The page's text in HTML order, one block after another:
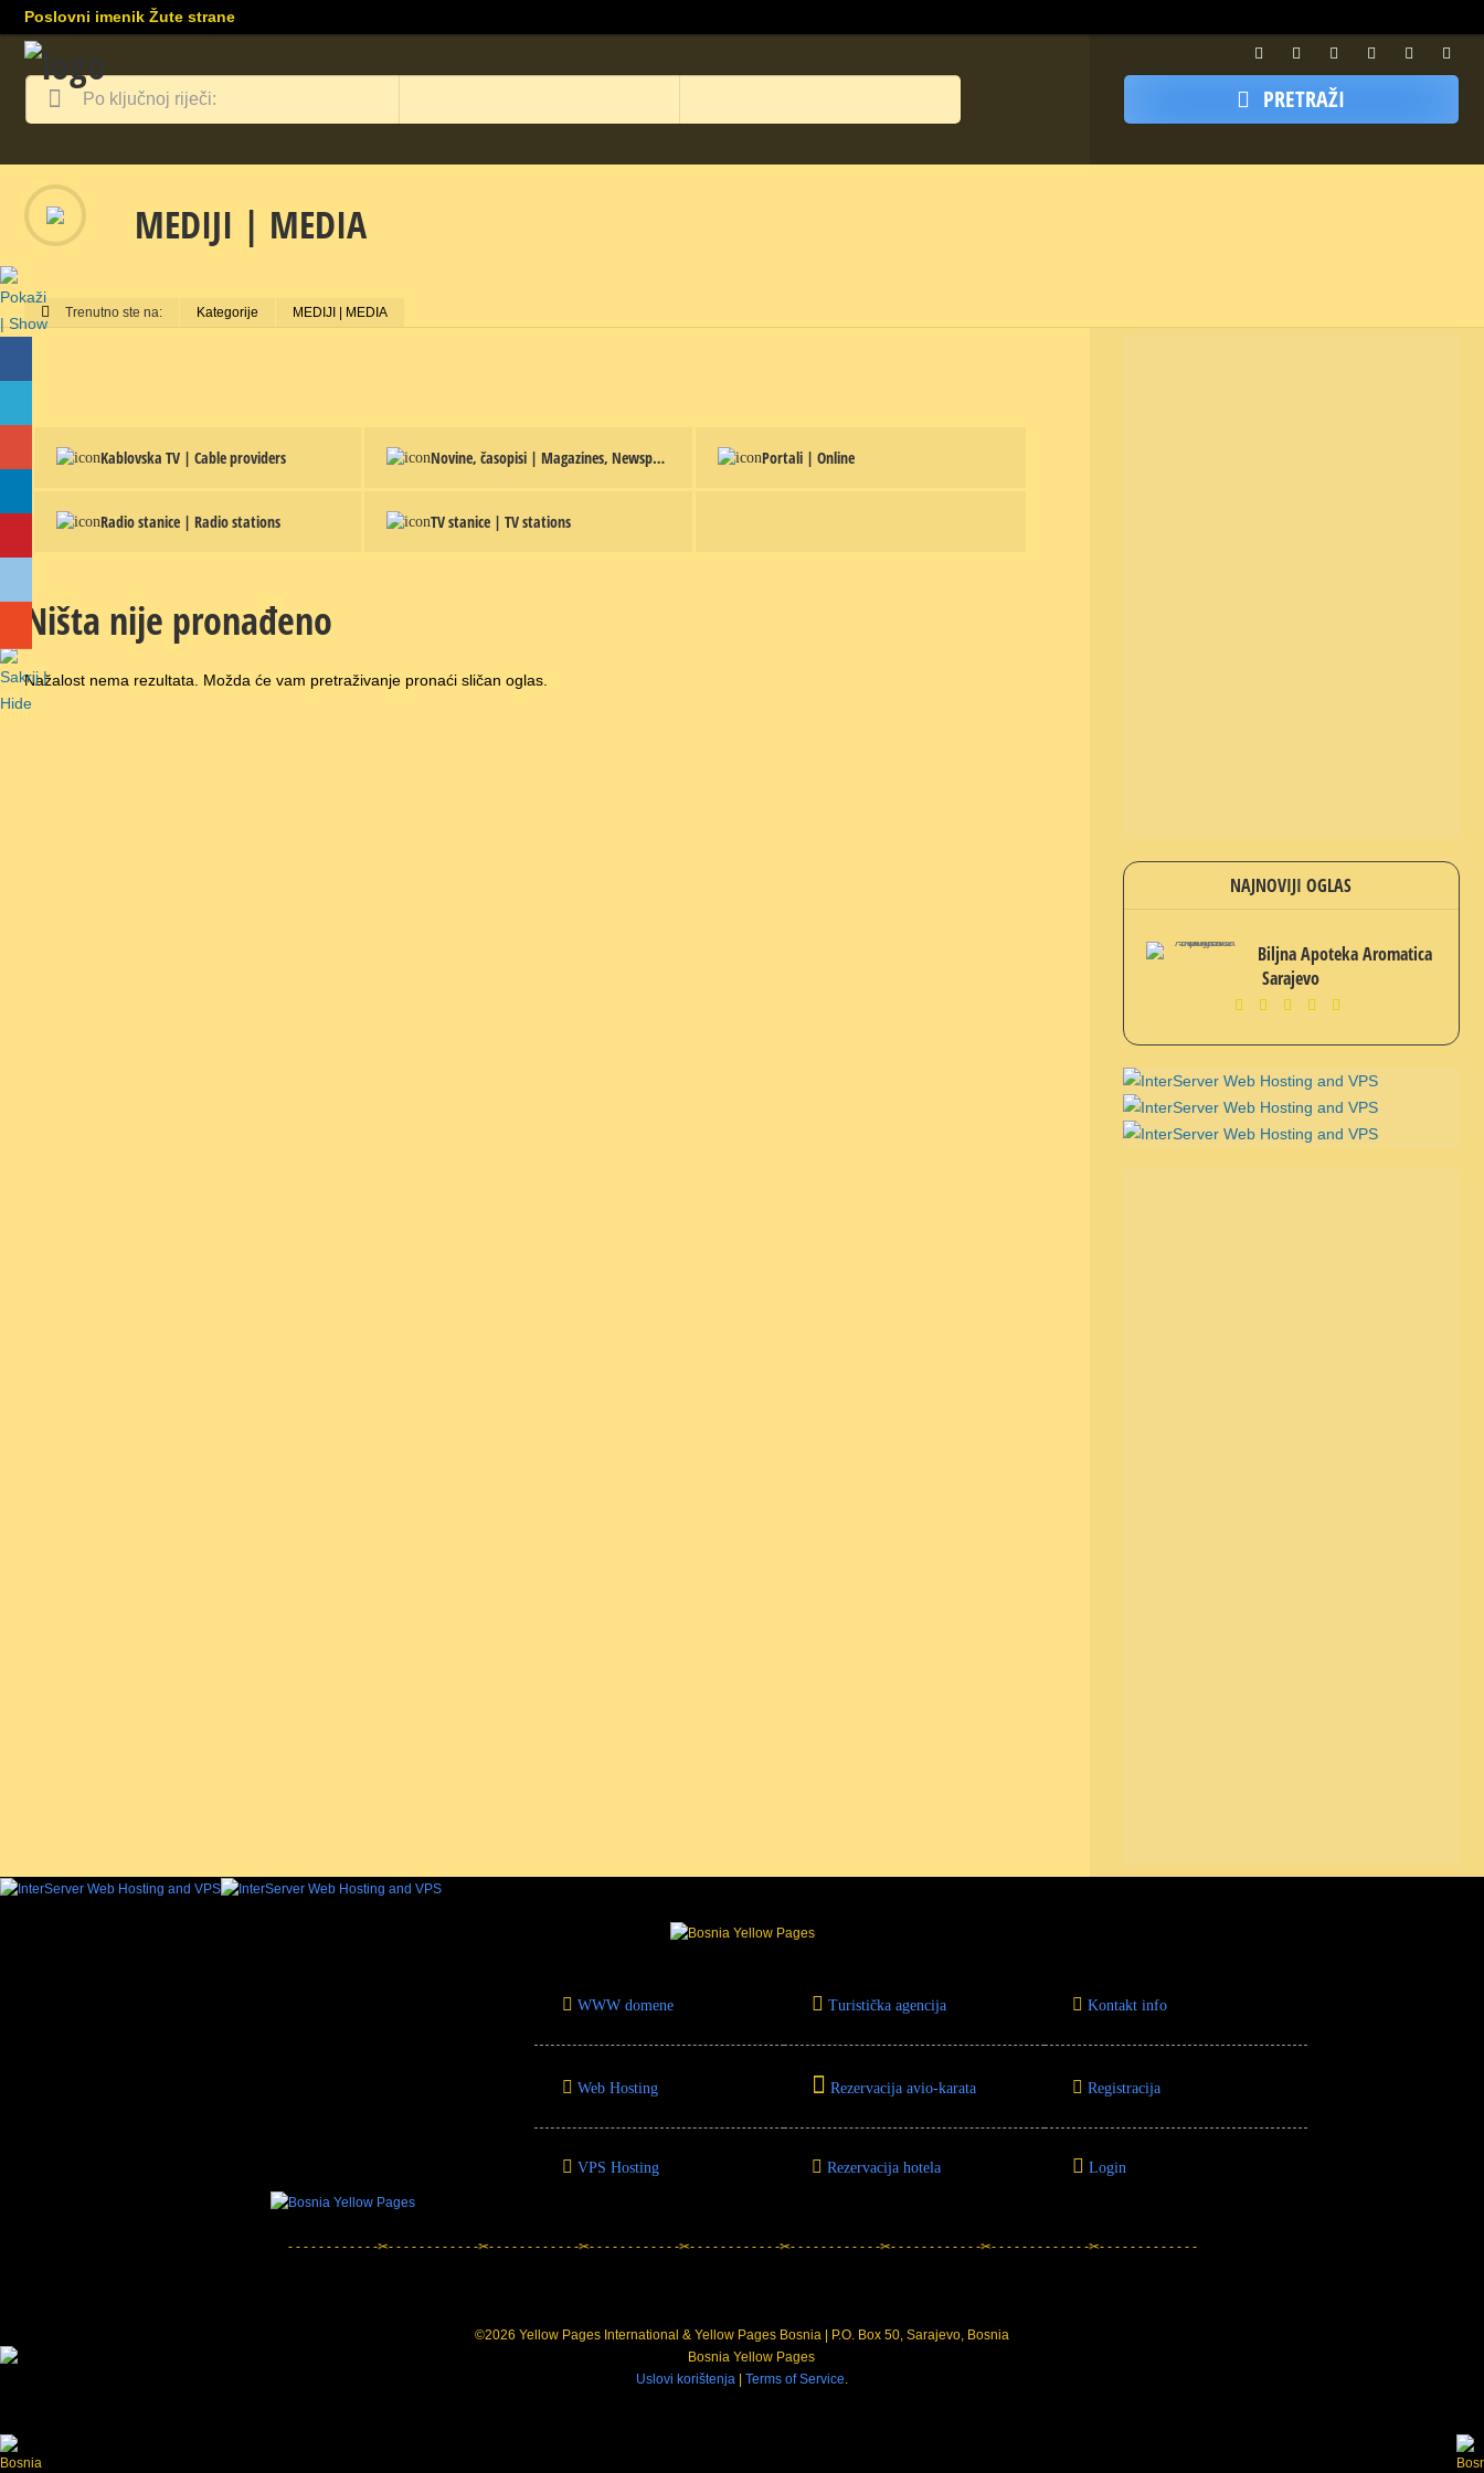
Poslovni imenik Žute strane
PRETRAŽI
MEDIJI | MEDIA
Trenutno ste na: Kategorije MEDIJI | MEDIA
Kablovska TV | Cable providers Novine, časopisi | Magazines, Newspapers Portali | Online
Radio stanice | Radio stations TV stanice | TV stations
Ništa nije pronađeno
Nažalost nema rezultata. Možda će vam pretraživanje pronaći sličan oglas.
NAJNOVIJI OGLAS
Biljna Apoteka Aromatica
Sarajevo
WWW domene Turistička agencija Kontakt info
Web Hosting Rezervacija avio-karata Registracija
VPS Hosting Rezervacija hotela Login
- - - - - - - - - - - -✂- - - - - - - - - - - -✂- - - - - - - - - - - -✂- - - - - - - - - - - -✂- - - - - - - - - - - -✂- - - - - - - - - - - -✂- - - - - - - - - - - -✂- - - - - - - - - - - - -✂- - - - - - - - - - - - -
©2026 Yellow Pages International & Yellow Pages Bosnia | P.O. Box 50, Sarajevo, Bosnia
Uslovi korištenja Terms of Service.